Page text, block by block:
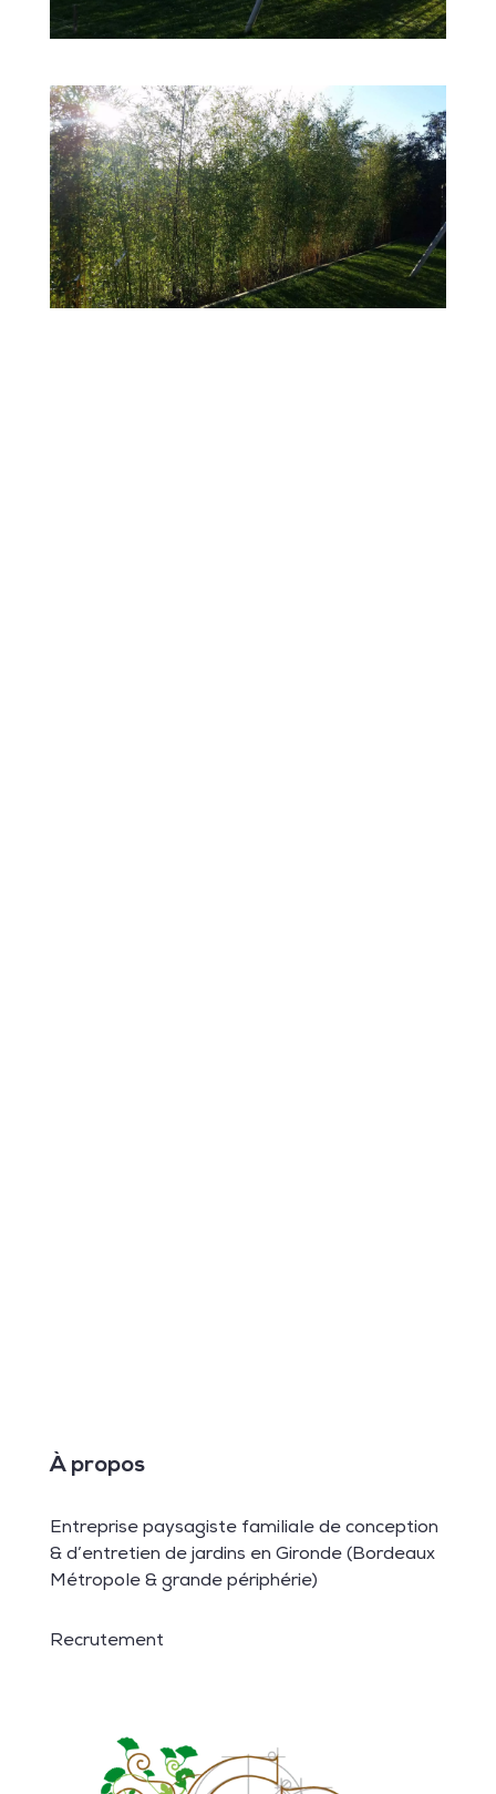
À propos
Entreprise paysagiste familiale de conception
& d’entretien de jardins en Gironde (Bordeaux
Métropole & grande périphérie)
Recrutement